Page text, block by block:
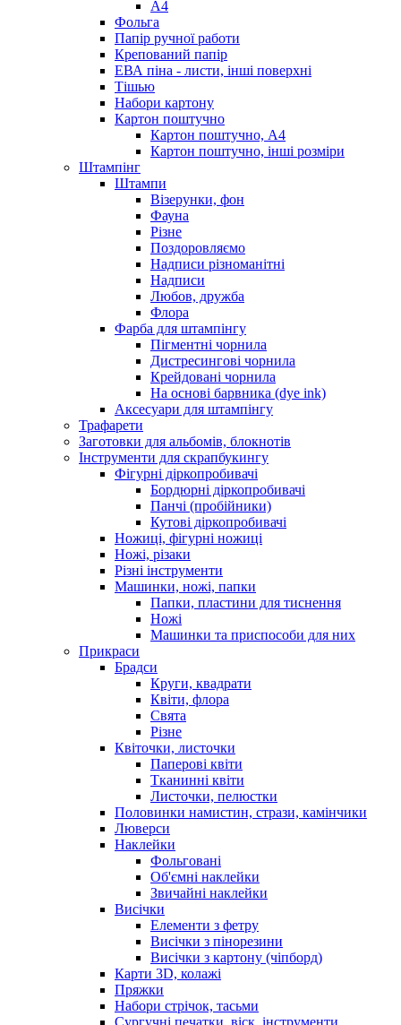
А4
Фольга
Папір ручної работи
Крепований папір
ЕВА піна - листи, інші поверхні
Тішью
Набори картону
Картон поштучно
Картон поштучно, А4
Картон поштучно, інші розміри
Штампінг
Штампи
Візерунки, фон
Фауна
Різне
Поздоровляємо
Надписи різноманітні
Надписи
Любов, дружба
Флора
Фарба для штампінгу
Пігментні чорнила
Дистресингові чорнила
Крейдовані чорнила
На основі барвника (dye ink)
Аксесуари для штампінгу
Трафарети
Заготовки для альбомів, блокнотів
Інструменти для скрапбукингу
Фігурні діркопробивачі
Бордюрні діркопробивачі
Панчі (пробійники)
Кутові діркопробивачі
Ножиці, фігурні ножиці
Ножі, різаки
Різні інструменти
Машинки, ножі, папки
Папки, пластини для тиснення
Ножі
Машинки та приспособи для них
Прикраси
Брадси
Круги, квадрати
Квіти, флора
Свята
Різне
Квіточки, листочки
Паперові квіти
Тканинні квіти
Листочки, пелюстки
Половинки намистин, стрази, камінчики
Люверси
Наклейки
Фольговані
Об'ємні наклейки
Звичайні наклейки
Висічки
Елементи з фетру
Висічки з пінорезини
Висічки з картону (чіпборд)
Карти 3D, колажі
Пряжки
Набори стрічок, тасьми
Сургучні печатки, віск, інструменти